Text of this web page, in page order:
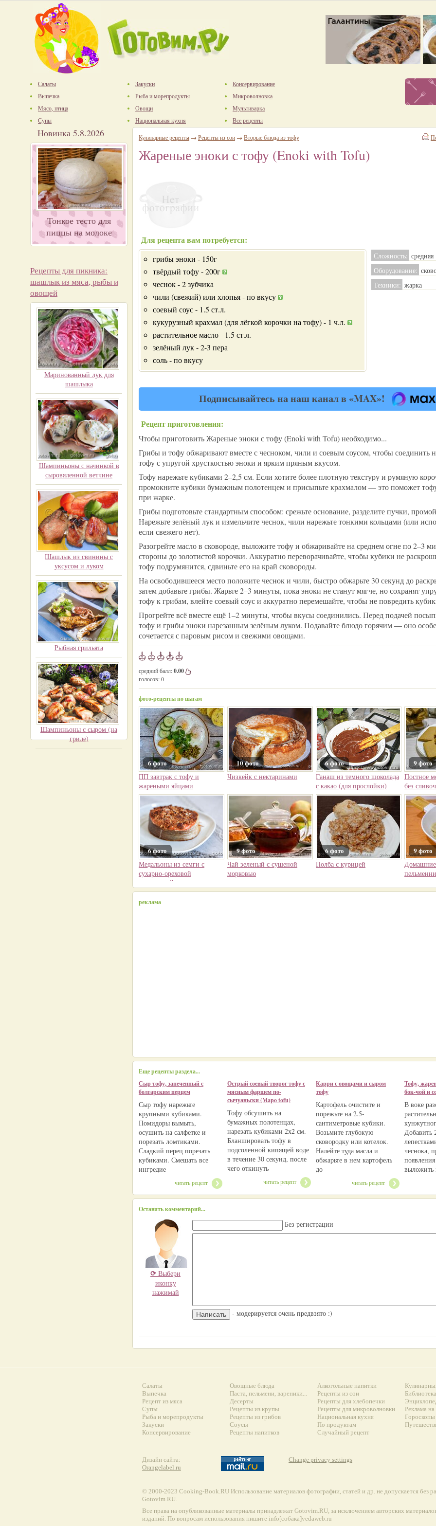
Салаты
Выпечка
Мясо, птица
Супы
Закуски
Рыба и морепродукты
Овощи
Национальная кухня
Консервирование
Микроволновка
Мультиварка
Все рецепты
Новинка 5.8.2026
Тонкое тесто для
пиццы на молоке
Рецепты для пикника:
шашлык из мяса, рыбы и
овощей
Маринованный лук для
шашлыка
Шампиньоны с начинкой в
сыровяленной ветчине
Шашлык из свинины с
уксусом и луком
Рыбная грильята
Шампиньоны с сыром (на
гриле)
Кулинарные рецепты → Рецепты из сои → Вторые блюда из тофу
Жареные эноки с тофу (Enoki with Tofu)
Сложность: средняя
Оборудование:
Техники: жарка
Для рецепта вам потребуется:
грибы эноки - 150г
твёрдый тофу - 200г
чеснок - 2 зубчика
чили (свежий) или хлопья - по вкусу
соевый соус - 1.5 ст.л.
кукурузный крахмал (для лёгкой корочки на тофу) - 1 ч.л.
растительное масло - 1.5 ст.л.
зелёный лук - 2-3 пера
соль - по вкусу
Подписывайтесь на наш канал в «MAX»!
Рецепт приготовления:
Чтобы приготовить Жареные эноки с тофу (Enoki with Tofu) необходимо...
Грибы и тофу обжаривают вместе с чесноком, чили и соевым соусом, чтобы соединить
тофу с упругой хрусткостью эноки и ярким пряным вкусом.
Тофу нарежьте кубиками 2–2,5 см. Если хотите более плотную текстуру и румяную
промокните кубики бумажным полотенцем и присыпьте крахмалом — это поможет тофу
при жарке.
Грибы подготовьте стандартным способом: срежьте основание, разделите пучки,
Нарежьте зелёный лук и измельчите чеснок, чили нарежьте тонкими кольцами (или
если свежего нет).
Разогрейте масло в сковороде, выложите тофу и обжаривайте на среднем огне по 2–3
стороны до золотистой корочки. Аккуратно переворачивайте, чтобы кубики не
тофу подрумянится, сдвиньте его на край сковороды.
На освободившееся место положите чеснок и чили, быстро обжарьте 30 секунд до
затем добавьте грибы. Жарьте 2–3 минуты, пока эноки не станут мягче, но сохранят
тофу к грибам, влейте соевый соус и аккуратно перемешайте, чтобы не повредить
Прогрейте всё вместе ещё 1–2 минуты, чтобы вкусы соединились. Перед подачей
тофу и грибы эноки нарезанным зелёным луком. Подавайте блюдо горячим — оно
сочетается с паровым рисом и свежими овощами.
средний балл:0.00
голосов:0
фото-рецепты по шагам
6 фото
ПП завтрак с тофу и
жареными яйцами
10 фото
Чизкейк с нектаринами
6 фото
Ганаш из темного шоколада
с какао (для прослойки)
9 фото
Постное
без
6 фото
Медальоны из семги с
сухарно-ореховой
панировкой
9 фото
Чай зеленый с сушеной
морковью
6 фото
Полба с курицей
9 фото
реклама
Еще рецепты раздела...
Сыр тофу, запеченный с
болгарским перцем
Сыр тофу нарежьте
крупными кубиками.
Помидоры вымыть,
осушить на салфетке и
порезать ломтиками.
Сладкий перец порезать
кубиками. Смешать все
ингредие
читать рецепт
Острый соевый творог тофу с
мясным фаршем по-
сычуаньски (Mapo tofu)
Тофу обсушить на
бумажных полотенцах,
нарезать кубиками 2х2 см.
Бланшировать тофу в
подсоленной кипящей воде
в течение 30 секунд, после
чего откинуть
читать рецепт
Карри с овощами и сыром
тофу
Картофель очистите и
порежьте на 2.5-
сантиметровые кубики.
Возьмите глубокую
сковородку или котелок.
Налейте туда масла и
обжарьте в нем картофель
до
читать рецепт
Тофу,
бок-чой и
В воке
Добавить
чеснока,
выложить
Оставить комментарий...
⟳ Выбери
иконку
нажимай
Без регистрации
- модерируется очень предвзято :)
Салаты
Выпечка
Рецепт из мяса
Супы
Рыба и морепродукты
Закуски
Консервирование
Овощные блюда
Паста, пельмени, вареники...
Десерты
Рецепты из крупы
Рецепты из грибов
Соусы
Рецепты напитков
Алкогольные напитки
Рецепты из сои
Рецепты для хлебопечки
Рецепты для микроволновки
Национальная кухня
По продуктам
Случайный рецепт
Библиотека
Реклама на
Дизайн сайта:
Orangelabel.ru
Change privacy settings
© 2000-2023 Сooking-Book.RU Использование материалов фотографии, статей и др. не допускается без
Gotovim.RU.
Все права на опубликованные материалы принадлежат Gotovim.RU, за исключением авторских
изданий. По вопросам использования пишите info[собака]vedaweb.ru